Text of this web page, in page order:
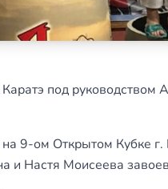
под руководством
на 9-ом Открытом Кубке
и Настя Моисеева